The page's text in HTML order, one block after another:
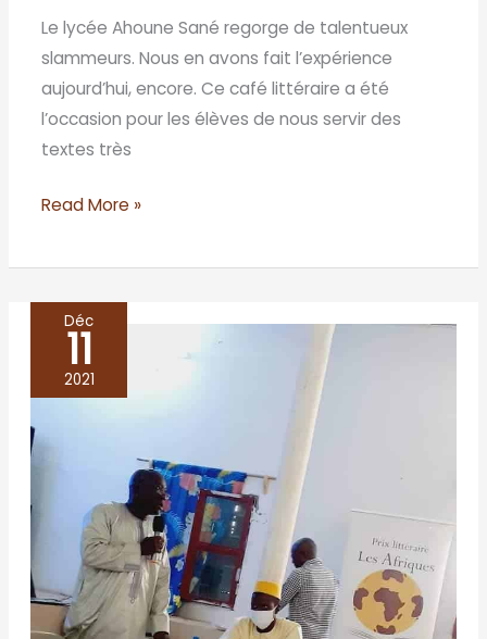
Le lycée Ahoune Sané regorge de talentueux
slammeurs. Nous en avons fait l’expérience
aujourd’hui, encore. Ce café littéraire a été
l’occasion pour les élèves de nous servir des
textes très
Read More »
Déc
11
2021
du